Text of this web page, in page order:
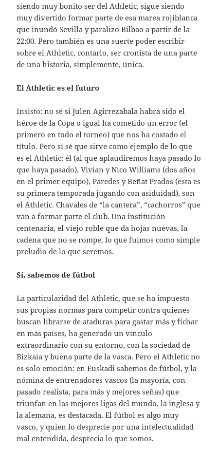
siendo muy bonito ser del Athletic, sigue siendo
muy divertido formar parte de esa marea rojiblanca
que inundó Sevilla y paralizó Bilbao a partir de la
22:00. Pero también es una suerte poder escribir
sobre el Athletic, contarlo, ser cronista de una parte
de una historia, simplemente, única.
El Athletic es el futuro
Insisto: no sé si Julen Agirrezabala habrá sido el
héroe de la Copa o igual ha cometido un error (el
primero en todo el torneo) que nos ha costado el
título. Pero sí sé que sirve como ejemplo de lo que
es el Athletic: él (al que aplaudiremos haya pasado lo
que haya pasado), Vivian y Nico Williams (dos años
en el primer equipo), Paredes y Beñat Prados (esta es
su primera temporada jugando con asiduidad), son
el Athletic. Chavales de “la cantera”, “cachorros” que
van a formar parte el club. Una institución
centenaria, el viejo roble que da hojas nuevas, la
cadena que no se rompe, lo que fuimos como simple
preludio de lo que seremos.
Sí, sabemos de fútbol
La particularidad del Athletic, que se ha impuesto
sus propias normas para competir contra quienes
buscan librarse de ataduras para gastar más y fichar
en más países, ha generado un vínculo
extraordinario con su entorno, con la sociedad de
Bizkaia y buena parte de la vasca. Pero el Athletic no
es solo emoción: en Euskadi sabemos de fútbol, y la
nómina de entrenadores vascos (la mayoría, con
pasado realista, para más y mejores señas) que
triunfan en las mejores ligas del mundo, la inglesa y
la alemana, es destacada. El fútbol es algo muy
vasco, y quien lo desprecie por una intelectualidad
mal entendida, desprecia lo que somos.